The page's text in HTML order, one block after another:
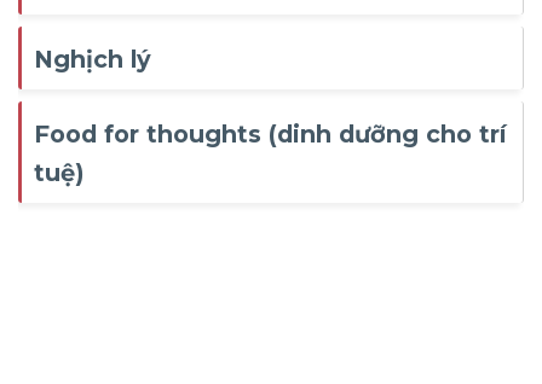
Nghịch lý
Food for thoughts (dinh dưỡng cho trí
tuệ)